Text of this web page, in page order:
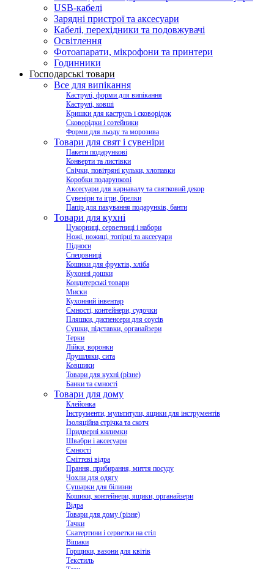
USB-кабелі
Зарядні пристрої та аксесуари
Кабелі, перехідники та подовжувачі
Освітлення
Фотоапарати, мікрофони та принтери
Годинники
Господарські товари
Все для випікання
Каструлі, форми для випікання
Каструлі, ковші
Кришки для каструль і сковорідок
Сковорідки і сотейники
Форми для льоду та морозива
Товари для свят і сувеніри
Пакети подарункові
Конверти та листівки
Свічки, повітряні кульки, хлопавки
Коробки подарункові
Аксесуари для карнавалу та святковий декор
Сувеніри та ігри, брелки
Папір для пакування подарунків, банти
Товари для кухні
Цукорниці, серветниці і набори
Ножі, ножиці, топірці та аксесуари
Підноси
Спецовниці
Кошики для фруктів, хліба
Кухонні дошки
Кондитерські товари
Миски
Кухонний інвентар
Ємності, контейнери, судочки
Пляшки, диспенсери для соусів
Сушки, підставки, органайзери
Терки
Лійки, воронки
Друшляки, сита
Ковшики
Товари для кухні (різне)
Банки та ємності
Товари для дому
Клейонка
Інструменти, мультитули, ящики для інструментів
Ізоляційна стрічка та скотч
Придверні килимки
Швабри і аксесуари
Ємності
Сміттєві відра
Прання, прибирання, миття посуду
Чохли для одягу
Сушарки для білизни
Кошики, контейнери, ящики, органайзери
Відра
Товари для дому (різне)
Тачки
Скатертини і серветки на стіл
Вішаки
Горщики, вазони для квітів
Текстиль